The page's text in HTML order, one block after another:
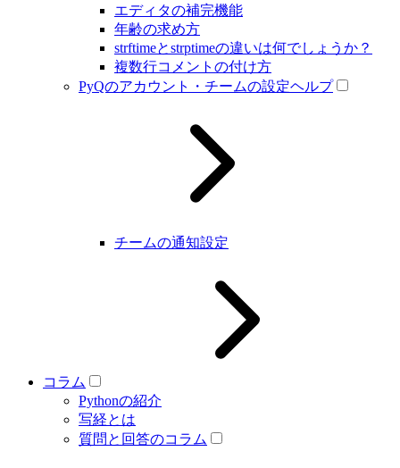
エディタの補完機能
年齢の求め方
strftimeとstrptimeの違いは何でしょうか？
複数行コメントの付け方
PyQのアカウント・チームの設定ヘルプ
チームの通知設定
コラム
Pythonの紹介
写経とは
質問と回答のコラム